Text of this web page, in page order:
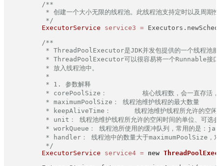
/**
* 创建一个大小无限的线程池。此线程池支持定时以及周期
         */
ExecutorService
service3 =
/**
* ThreadPoolExecutor是JDK并发包提供的一个线程池服
* ThreadPoolExecutor可以很容易将一个Runnable接口
         * 放入线程池中。
         *
         * 1. 参数解释
* corePoolSize：         核心线程数，会一直存活，
         * maximumPoolSize： 线程池维护线程的最大数量
* keepAliveTime：      线程池维护线程所允许的空闲
* unit： 线程池维护线程所允许的空闲时间的单位、
* workQueue： 线程池所使用的缓冲队列，常用的
* handler： 线程池中的数量大于maximumPoolSize，
         */
ExecutorService
service4 = new